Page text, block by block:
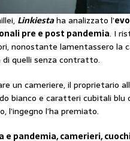
Linkiestaha analizzato l’
pre e post pandemia. I
nonostante lamentassero la
di quelli senza contratto.
un cameriere, il proprietario
bianco e caratteri cubitali blu
l’ingegno l’ha premiato.
pandemia, camerieri,